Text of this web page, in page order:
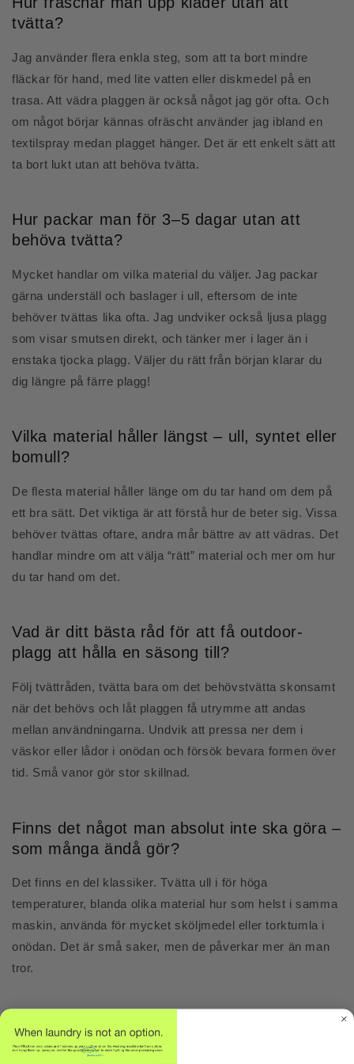
tvätta?
Jag använder flera enkla steg, som att ta bort mindre
fläckar för hand, med lite vatten eller diskmedel på en
trasa. Att vädra plaggen är också något jag gör ofta. Och
om något börjar kännas ofräscht använder jag ibland en
textilspray medan plagget hänger. Det är ett enkelt sätt att
ta bort lukt utan att behöva tvätta.
Hur packar man för 3–5 dagar utan att
behöva tvätta?
Mycket handlar om vilka material du väljer. Jag packar
gärna underställ och baslager i ull, eftersom de inte
behöver tvättas lika ofta. Jag undviker också ljusa plagg
som visar smutsen direkt, och tänker mer i lager än i
enstaka tjocka plagg. Väljer du rätt från början klarar du
dig längre på färre plagg!
Vilka material håller längst – ull, syntet eller
bomull?
De flesta material håller länge om du tar hand om dem på
ett bra sätt. Det viktiga är att förstå hur de beter sig. Vissa
behöver tvättas oftare, andra mår bättre av att vädras. Det
handlar mindre om att välja “rätt” material och mer om hur
du tar hand om det.
Vad är ditt bästa råd för att få outdoor-
plagg att hålla en säsong till?
Följ tvättråden, tvätta bara om det behövstvätta skonsamt
när det behövs och låt plaggen få utrymme att andas
mellan användningarna. Undvik att pressa ner dem i
väskor eller lådor i onödan och försök bevara formen över
tid. Små vanor gör stor skillnad.
Finns det något man absolut inte ska göra –
som många ändå gör?
Det finns en del klassiker. Tvätta ull i för höga
temperaturer, blanda olika material hur som helst i samma
maskin, använda för mycket sköljmedel eller torktumla i
onödan. Det är små saker, men de påverkar mer än man
tror.
känsla över tid?